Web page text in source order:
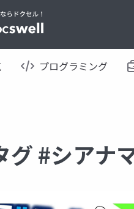
プログラミング
グ #シアナ